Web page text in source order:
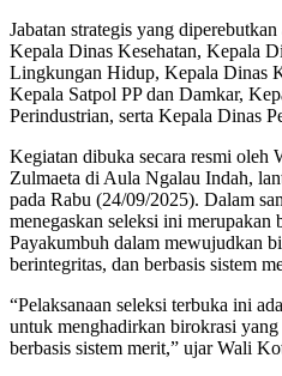
Jabatan strategis yang
Kepala Dinas Kesehatan, Kepala
Lingkungan Hidup, Kepala Dinas
Kepala Satpol PP dan Damkar,
Perindustrian, serta Kepala Dinas
Kegiatan dibuka secara resmi oleh
Zulmaeta di Aula Ngalau Indah,
pada Rabu (24/09/2025). Dalam
menegaskan seleksi ini
Payakumbuh dalam mewujudkan
berintegritas, dan berbasis sistem
“Pelaksanaan seleksi terbuka ini
untuk menghadirkan birokrasi
berbasis sistem merit,” ujar Wali